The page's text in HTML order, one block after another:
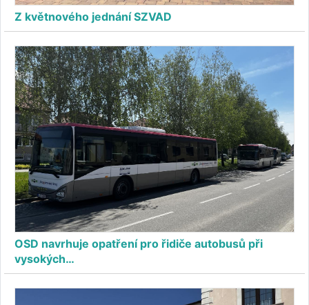
Z květnového jednání SZVAD
OSD navrhuje opatření pro řidiče autobusů při
vysokých…